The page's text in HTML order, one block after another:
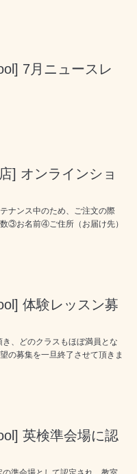
7月ニュースレ
] オンラインショ
ナンス中のため、ご注文の際
③お名前④ご住所（お届け先）
体験レッスン募
、どのクラスもほぼ満員とな
集を一旦終了させて頂きま
英検準会場に認